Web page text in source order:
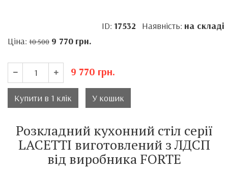
ID: 17532 Наявність: на складі
Ціна: 10 500 9 770 грн.
9 770 грн.
Купити в 1 клік У кошик
Розкладний кухонний стіл серії
LACETTI виготовлений з ЛДСП
від виробника FORTE